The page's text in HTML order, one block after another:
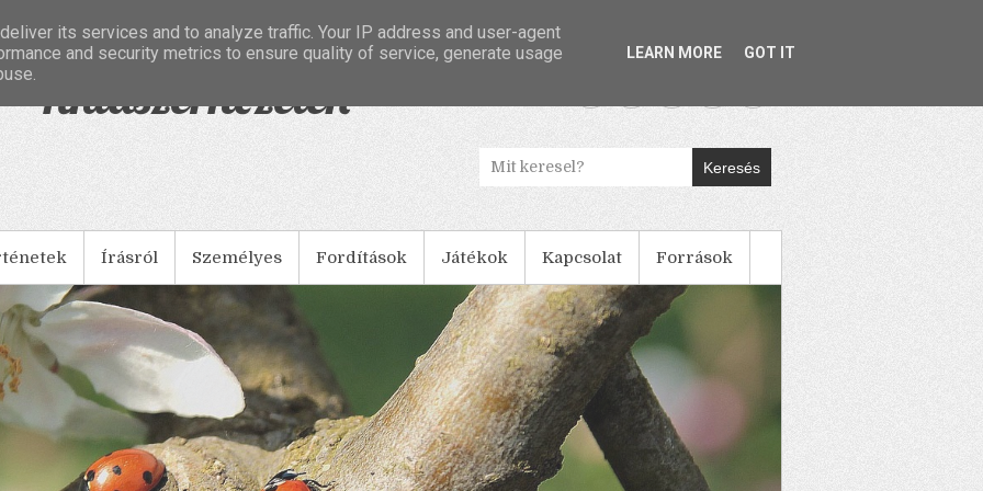
Tintaszerkezetek
Keresés
Írásról Személyes Fordítások Játékok Kapcsolat Források
its services and to analyze traffic. Your IP address and user-agent
and security metrics to ensure quality of service, generate usage
LEARN MORE GOT IT